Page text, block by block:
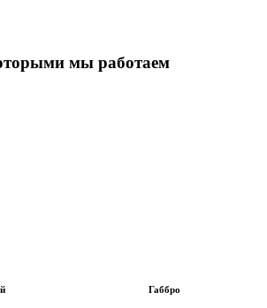
мы работаем
Габбро